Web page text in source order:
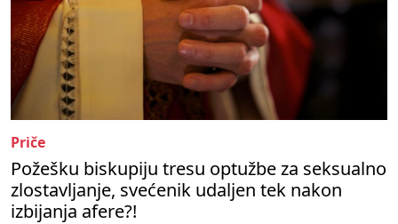
Priče
Požešku biskupiju tresu optužbe za seksualno
zlostavljanje, svećenik udaljen tek nakon
izbijanja afere?!